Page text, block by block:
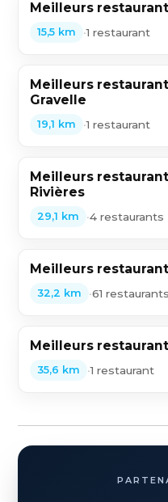
Meilleurs
15,5 km •1 restaurant
Meilleurs
Gravelle
19,1 km •1 restaurant
Meilleurs
Rivières
29,1 km •4 restaurants
Meilleurs
32,2 km •61 restaurants
Meilleurs
35,6 km •1 restaurant